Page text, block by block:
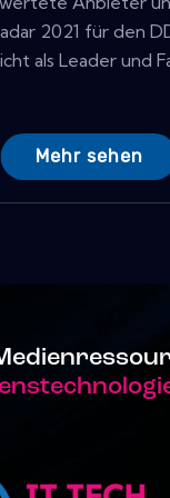
2021 für den
als Leader und
Mehr sehen